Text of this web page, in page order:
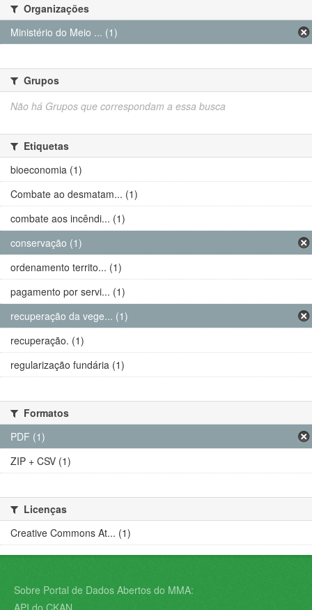
Organizações
Ministério do Meio ... (1)
Grupos
Não há Grupos que correspondam a essa busca
Etiquetas
bioeconomia (1)
Combate ao desmatam... (1)
combate aos incêndi... (1)
conservação (1)
ordenamento territo... (1)
pagamento por servi... (1)
recuperação da vege... (1)
recuperação. (1)
regularização fundária (1)
Formatos
PDF (1)
ZIP + CSV (1)
Licenças
Creative Commons At... (1)
Sobre Portal de Dados Abertos do MMA:
API do CKAN